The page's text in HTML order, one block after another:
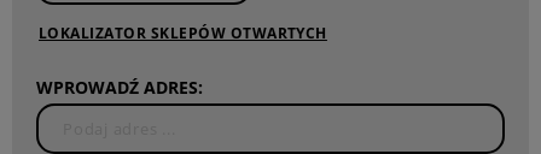
LOKALIZATOR SKLEPÓW OTWARTYCH
WPROWADŹ ADRES: